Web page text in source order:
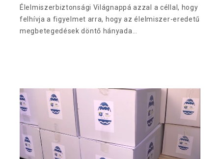
Élelmiszerbiztonsági Világnappá azzal a céllal, hogy
felhívja a figyelmet arra, hogy az élelmiszer-eredetű
megbetegedések döntő hányada…